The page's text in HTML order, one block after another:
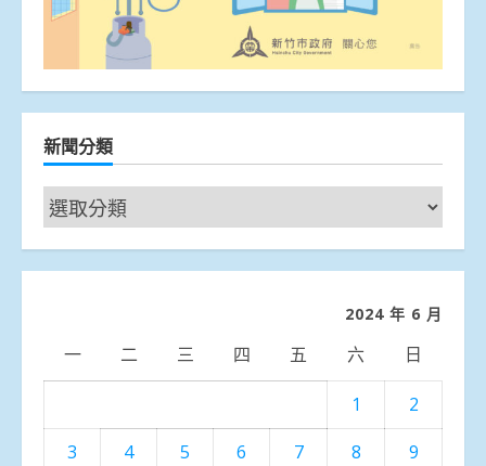
新聞分類
新
聞
分
2024 年 6 月
一 二 三 四 五 六 日
1
2
3
4 5 6 7 8
9